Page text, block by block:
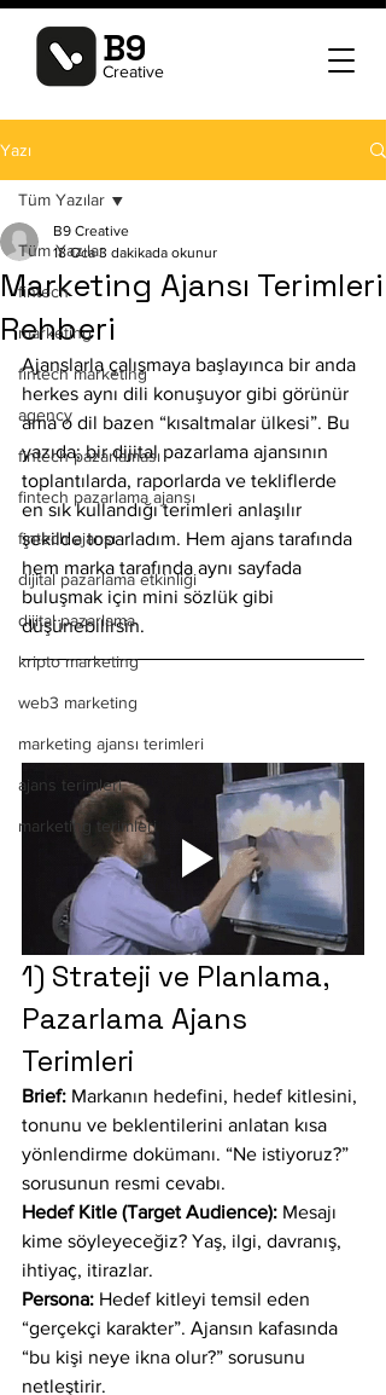
B9
Creative
Yazı
Tüm Yazılar
fintech
marketing
fintech marketing
agency
fintech pazarlaması
fintech pazarlama ajansı
fintech ajansı
dijital pazarlama etkinliği
dijital pazarlama
kripto marketing
web3 marketing
marketing ajansı terimleri
ajans terimleri
marketing terimleri
Tüm Yazılar
Marketing Ajansı Terimleri
Rehberi
B9 Creative
18 Oca 3 dakikada okunur
Ajanslarla çalışmaya başlayınca bir anda
herkes aynı dili konuşuyor gibi görünür
ama o dil bazen “kısaltmalar ülkesi”. Bu
yazıda; bir dijital pazarlama ajansının
toplantılarda, raporlarda ve tekliflerde
en sık kullandığı terimleri anlaşılır
şekilde toparladım. Hem ajans tarafında
hem marka tarafında aynı sayfada
buluşmak için mini sözlük gibi
düşünebilirsin.
1) Strateji ve Planlama,
Pazarlama Ajans
Terimleri
Brief: Markanın hedefini, hedef kitlesini,
tonunu ve beklentilerini anlatan kısa
yönlendirme dokümanı. “Ne istiyoruz?”
sorusunun resmi cevabı.
Hedef Kitle (Target Audience): Mesajı
kime söyleyeceğiz? Yaş, ilgi, davranış,
ihtiyaç, itirazlar.
Persona: Hedef kitleyi temsil eden
“gerçekçi karakter”. Ajansın kafasında
“bu kişi neye ikna olur?” sorusunu
netleştirir.